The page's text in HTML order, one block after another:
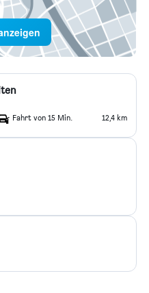
Fahrt von 15 Min. 12,4 km